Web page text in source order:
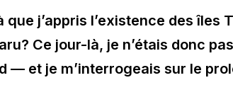
que j’appris l’existence des îles
Ce jour-là, je n’étais donc
— et je m’interrogeais sur le